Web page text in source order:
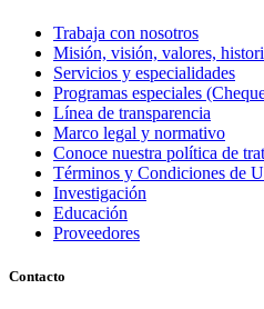
Trabaja con nosotros
Misión, visión, valores,
Servicios y especialidades
Programas especiales
Línea de transparencia
Marco legal y normativo
Conoce nuestra política de
Términos y Condiciones de
Investigación
Educación
Proveedores
Contacto